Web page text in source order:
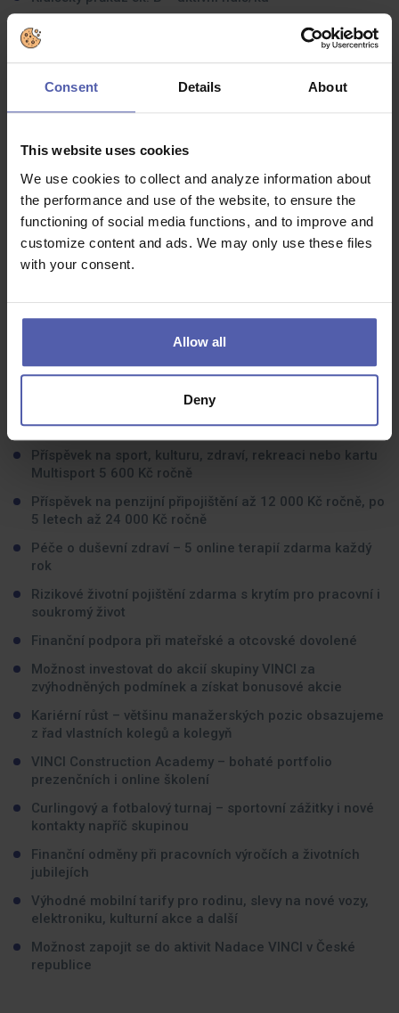
Consent Details About
This website uses cookies
We use cookies to collect and analyze information about
the performance and use of the website, to ensure the
functioning of social media functions, and to improve and
customize content and ads. We may only use these files
with your consent.
Allow all
Deny
Schopnost orientovat se ve výkresové i technické
dokumentaci
Word)
Uvítáme zkušenosti s MS Project, AutoCAD, Aspe nebo
Co dostanete na oplátku:
Libereckém kraji
5 týdnů dovolené pro odpočinek i cestování
Roční odměny podle výsledků společnosti i vašeho
přínosu
Stravenkový paušál 125 Kč/den nebo stravné v
nadstandardní výši při pracovní cestě
Příspěvek na sport, kulturu, zdraví, rekreaci nebo kartu
Multisport 5 600 Kč ročně
Příspěvek na penzijní připojištění až 12 000 Kč ročně, po
5 letech až 24 000 Kč ročně
Péče o duševní zdraví – 5 online terapií zdarma každý
rok
Rizikové životní pojištění zdarma s krytím pro pracovní i
soukromý život
Finanční podpora při mateřské a otcovské dovolené
Možnost investovat do akcií skupiny VINCI za
zvýhodněných podmínek a získat bonusové akcie
Kariérní růst – většinu manažerských pozic obsazujeme
z řad vlastních kolegů a kolegyň
VINCI Construction Academy – bohaté portfolio
prezenčních i online školení
Curlingový a fotbalový turnaj – sportovní zážitky i nové
kontakty napříč skupinou
Finanční odměny při pracovních výročích a životních
jubilejích
Výhodné mobilní tarify pro rodinu, slevy na nové vozy,
elektroniku, kulturní akce a další
Možnost zapojit se do aktivit Nadace VINCI v České
republice